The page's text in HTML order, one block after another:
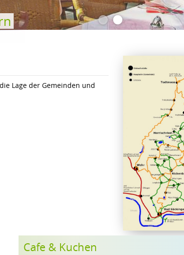
••
Lage der Gemeinden und
Cafe & Kuchen